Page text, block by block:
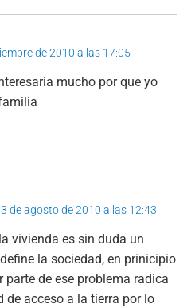
de 2010 a las 17:05
mucho por que yo
de agosto de 2010 a las 12:43
vivienda es sin duda un
la sociedad, en prinicipio
parte de ese problema radica
de acceso a la tierra por lo